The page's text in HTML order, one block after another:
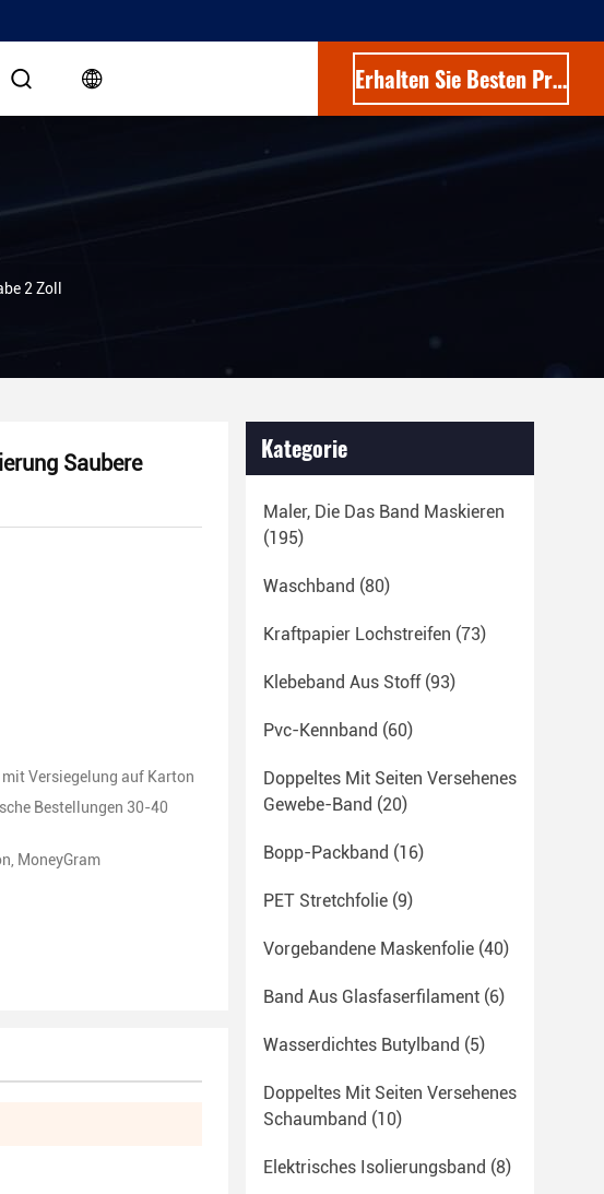
Erhalten Sie Besten Preis
2 Zoll
Saubere
Versiegelung auf Karton
Bestellungen 30-40
MoneyGram
Kategorie
Maler, Die Das Band Maskieren
(195)
Waschband (80)
Kraftpapier Lochstreifen (73)
Klebeband Aus Stoff(93)
Pvc-Kennband (60)
Doppeltes Mit Seiten Versehenes
Gewebe-Band (20)
Bopp-Packband (16)
PET Stretchfolie (9)
Vorgebandene Maskenfolie (40)
Band Aus Glasfaserfilament (6)
Wasserdichtes Butylband (5)
Doppeltes Mit Seiten Versehenes
Schaumband (10)
Elektrisches Isolierungsband (8)